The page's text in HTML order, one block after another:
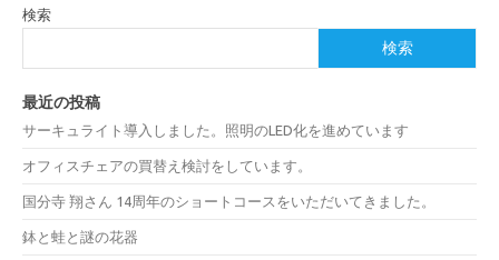
検索
検索
最近の投稿
サーキュライト導入しました。照明のLED化を進めています
オフィスチェアの買替え検討をしています。
国分寺 翔さん 14周年のショートコースをいただいてきました。
鉢と蛙と謎の花器